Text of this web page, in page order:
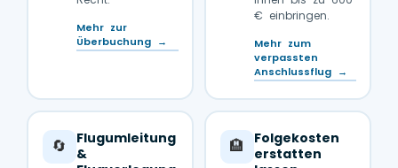
Mehr zur
Überbuchung →
€ einbringen.
Mehr zum
verpassten
Anschlussflug →
🔄
Flugumleitung
&
🏨
Folgekosten
erstatten